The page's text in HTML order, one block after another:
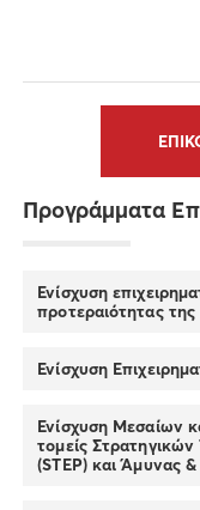
Προγράμματα
Ενίσχυση
προτεραιότητας
Ενίσχυση
Ενίσχυση Μεσαίων
τομείς
(STEP) και Άμυνας